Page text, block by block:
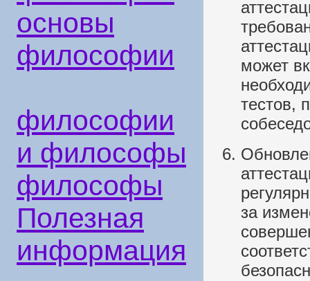
основы
философии
философии
и философы
философы
Полезная
информация
может
тестов,
за